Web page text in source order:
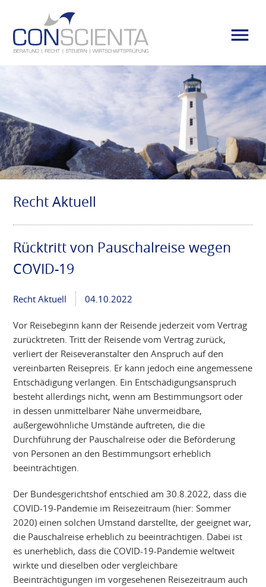
Recht Aktuell
Rücktritt von Pauschalreise wegen
COVID-19
Recht Aktuell 04.10.2022
Vor Reisebeginn kann der Reisende jederzeit vom Vertrag
zurücktreten. Tritt der Reisende vom Vertrag zurück,
verliert der Reiseveranstalter den Anspruch auf den
vereinbarten Reisepreis. Er kann jedoch eine angemessene
Entschädigung verlangen. Ein Entschädigungsanspruch
besteht allerdings nicht, wenn am Bestimmungsort oder
in dessen unmittelbarer Nähe unvermeidbare,
außergewöhnliche Umstände auftreten, die die
Durchführung der Pauschalreise oder die Beförderung
von Personen an den Bestimmungsort erheblich
beeinträchtigen.
Der Bundesgerichtshof entschied am 30.8.2022, dass die
COVID-19-Pandemie im Reisezeitraum (hier: Sommer
2020) einen solchen Umstand darstellte, der geeignet war,
die Pauschalreise erheblich zu beeinträchtigen. Dabei ist
es unerheblich, dass die COVID-19-Pandemie weltweit
wirkte und dieselben oder vergleichbare
Beeinträchtigungen im vorgesehenen Reisezeitraum auch